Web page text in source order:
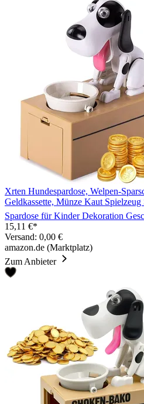
Xrten Hundespardose, Welpen-
Geldkassette, Münze Kaut
Spardose für Kinder Dekoration
15,11 €*
Versand: 0,00 €
amazon.de (Marktplatz)
Zum Anbieter